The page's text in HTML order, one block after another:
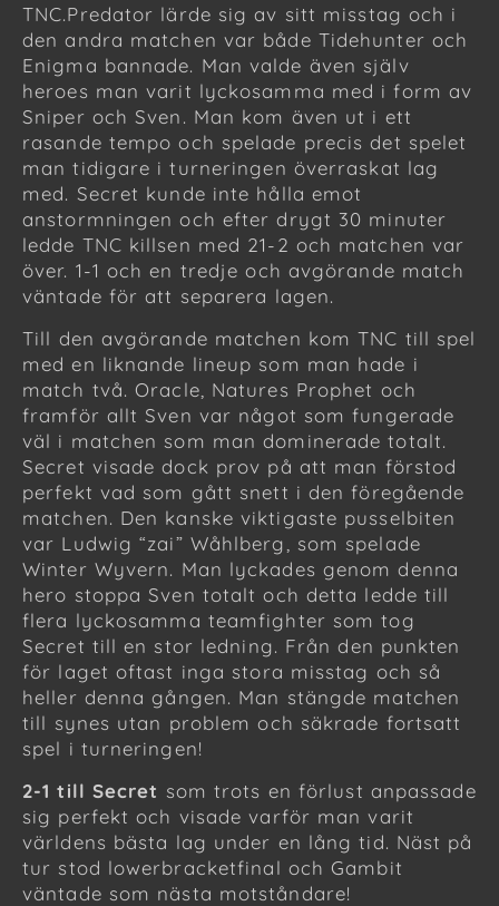
TNC.Predator lärde sig av sitt misstag och i
den andra matchen var både Tidehunter och
Enigma bannade. Man valde även själv
heroes man varit lyckosamma med i form av
Sniper och Sven. Man kom även ut i ett
rasande tempo och spelade precis det spelet
man tidigare i turneringen överraskat lag
med. Secret kunde inte hålla emot
anstormningen och efter drygt 30 minuter
ledde TNC killsen med 21-2 och matchen var
över. 1-1 och en tredje och avgörande match
väntade för att separera lagen.
Till den avgörande matchen kom TNC till spel
med en liknande lineup som man hade i
match två. Oracle, Natures Prophet och
framför allt Sven var något som fungerade
väl i matchen som man dominerade totalt.
Secret visade dock prov på att man förstod
perfekt vad som gått snett i den föregående
matchen. Den kanske viktigaste pusselbiten
var Ludwig “zai” Wåhlberg, som spelade
Winter Wyvern. Man lyckades genom denna
hero stoppa Sven totalt och detta ledde till
flera lyckosamma teamfighter som tog
Secret till en stor ledning. Från den punkten
för laget oftast inga stora misstag och så
heller denna gången. Man stängde matchen
till synes utan problem och säkrade fortsatt
spel i turneringen!
2-1 till Secret som trots en förlust anpassade
sig perfekt och visade varför man varit
världens bästa lag under en lång tid. Näst på
tur stod lowerbracketfinal och Gambit
väntade som nästa motståndare!